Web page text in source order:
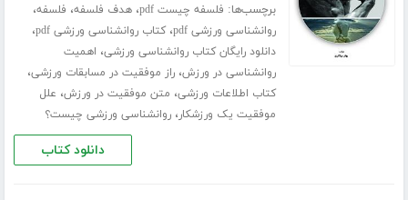
برچسب‌ها: فلسفه چیست pdf ،هدف فلسفه، فلسفه،
روانشناسی ورزشی pdf ،کتاب روانشناسی ورزشی pdf ،
دانلود رایگان کتاب روانشناسی ورزشی، اهمیت
روانشناسی در ورزش،راز موفقیت در مسابقات ورزشی،
کتاب اطلاعات ورزشی، متن موفقیت در ورزش، علل
موفقیت یک ورزشکار،روانشناسی ورزشی چیست؟
دانلود کتاب